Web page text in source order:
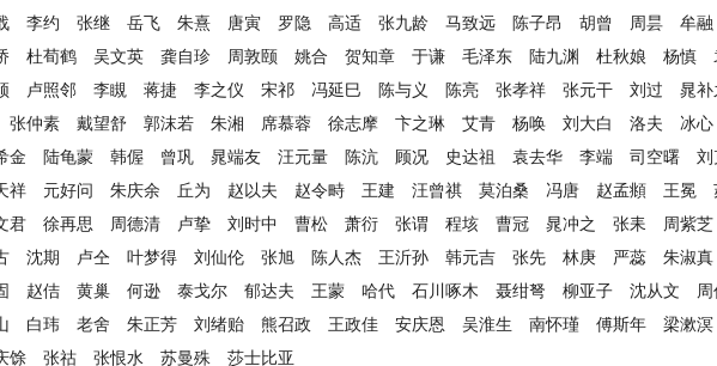
李约 张继 岳飞 朱熹 唐寅 罗隐 高适 张九龄 马致远 陈子昂 胡曾 周昙 牟融
杜荀鹤 吴文英 龚自珍 周敦颐 姚合 贺知章 于谦 毛泽东 陆九渊 杜秋娘 杨慎
卢照邻 李瞡 蒋捷 李之仪 宋祁 冯延巳 陈与义 陈亮 张孝祥 张元干 刘过 晁补
张仲素 戴望舒 郭沫若 朱湘 席慕蓉 徐志摩 卞之琳 艾青 杨唤 刘大白 洛夫 冰心
金 陆龟蒙 韩偓 曾巩 晁端友 汪元量 陈沆 顾况 史达祖 袁去华 李端 司空曙 刘
祥 元好问 朱庆余 丘为 赵以夫 赵令畤 王建 汪曾祺 莫泊桑 冯唐 赵孟頫 王冕
君 徐再思 周德清 卢挚 刘时中 曹松 萧衍 张谓 程垓 曹冠 晁冲之 张耒 周紫芝
沈期 卢仝 叶梦得 刘仙伦 张旭 陈人杰 王沂孙 韩元吉 张先 林庚 严蕊 朱淑真
赵佶 黄巢 何逊 泰戈尔 郁达夫 王蒙 哈代 石川啄木 聂绀弩 柳亚子 沈从文 周
白玮 老舍 朱正芳 刘绪贻 熊召政 王政佳 安庆恩 吴淮生 南怀瑾 傅斯年 梁漱溟
馀 张祜 张恨水 苏曼殊 莎士比亚